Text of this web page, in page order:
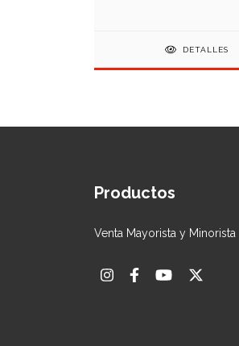
DETALLES
Productos
Venta Mayorista y Minorista